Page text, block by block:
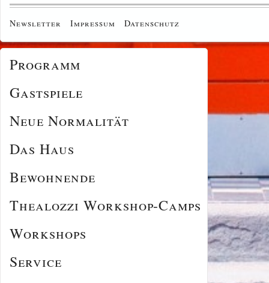
Newsletter Impressum Datenschutz
Programm
Gastspiele
Neue Normalität
Das Haus
Bewohnende
Thealozzi Workshop-Camps
Workshops
Service